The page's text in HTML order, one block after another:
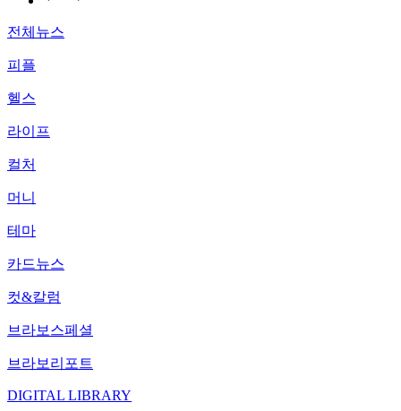
전체뉴스
피플
헬스
라이프
컬처
머니
테마
카드뉴스
컷&칼럼
브라보스페셜
브라보리포트
DIGITAL LIBRARY